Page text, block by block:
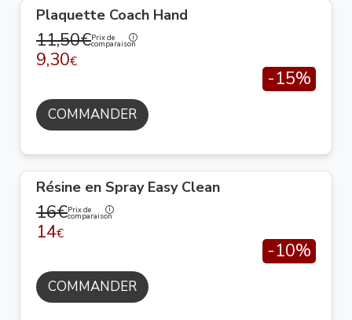
Plaquette Coach Hand
11,50€Prix de
comparaison
9,30€
-15%
COMMANDER
Résine en Spray Easy Clean
16€Prix de
comparaison
14€
-10%
COMMANDER